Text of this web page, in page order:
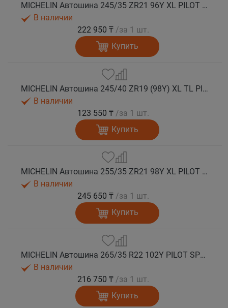
MICHELIN Автошина 245/35 ZR21 96Y XL PILOT SPORT 4S ACOUSTIC T0 лето
В наличии
222 950 ₸ /за 1 шт.
Купить
MICHELIN Автошина 245/40 ZR19 (98Y) XL TL PILOT SPORT 4 S MO1 лето
В наличии
123 550 ₸ /за 1 шт.
Купить
MICHELIN Автошина 255/35 ZR21 98Y XL PILOT SPORT 4S лето
В наличии
245 650 ₸ /за 1 шт.
Купить
MICHELIN Автошина 265/35 R22 102Y PILOT SPORT 4S лето
В наличии
216 750 ₸ /за 1 шт.
Купить